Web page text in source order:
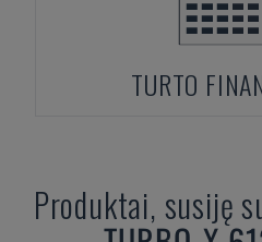
TURTO
Produktai, susiję